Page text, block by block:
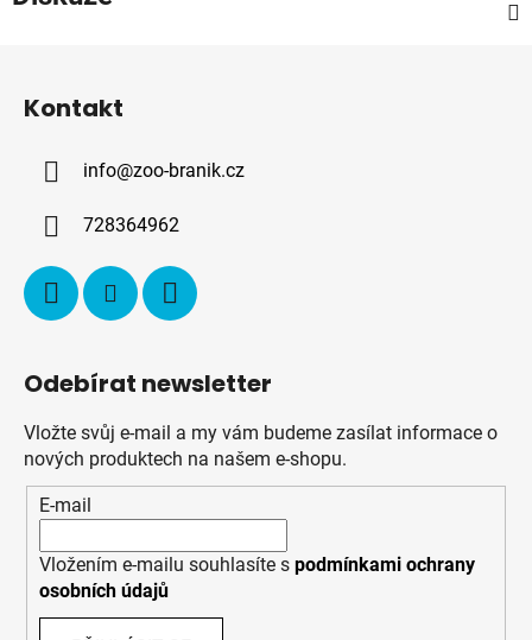
Kontakt
info@zoo-branik.cz
728364962
Odebírat newsletter
Vložte svůj e-mail a my vám budeme zasílat informace o
nových produktech na našem e-shopu.
E-mail
Vložením e-mailu souhlasíte s podmínkami ochrany
osobních údajů